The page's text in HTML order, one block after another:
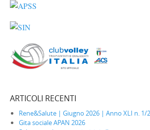
ARTICOLI RECENTI
Rene&Salute | Giugno 2026 | Anno XLI n. 1/2
Gita sociale APAN 2026